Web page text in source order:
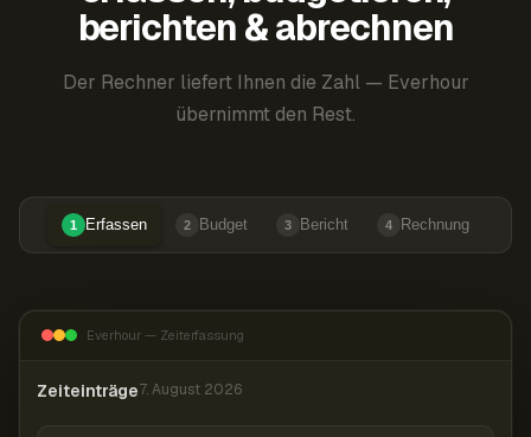
berichten & abrechnen
Der Rechner liefert Ihnen die Zahl — Everhour
übernimmt den Rest.
1 Erfassen 2 Budget 3 Bericht 4 Rechnung
Everhour — Zeiterfassung
Zeiteinträge7. August 2026